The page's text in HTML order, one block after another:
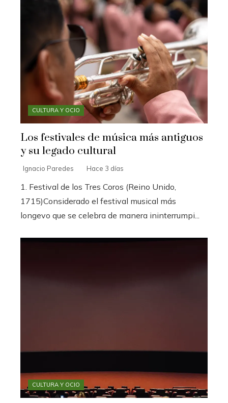
CULTURA Y OCIO
Los festivales de música más antiguos
y su legado cultural
Ignacio Paredes Hace 3 días
1. Festival de los Tres Coros (Reino Unido,
1715)Considerado el festival musical más
longevo que se celebra de manera ininterrumpi...
CULTURA Y OCIO